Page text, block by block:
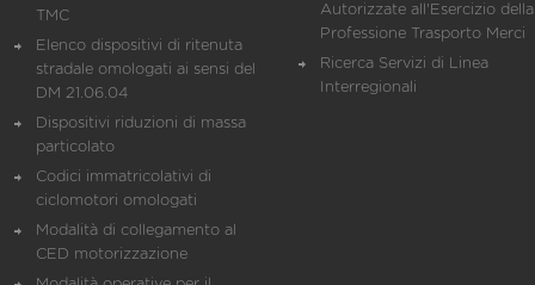
TMC
Elenco dispositivi di ritenuta
stradale omologati ai sensi del
DM 21.06.04
Dispositivi riduzioni di massa
particolato
Codici immatricolativi di
ciclomotori omologati
Modalità di collegamento al
CED motorizzazione
Autorizzate all'Esercizio della
Professione Trasporto Merci
Ricerca Servizi di Linea
Interregionali